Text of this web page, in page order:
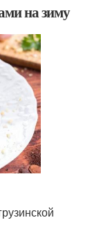
на зиму